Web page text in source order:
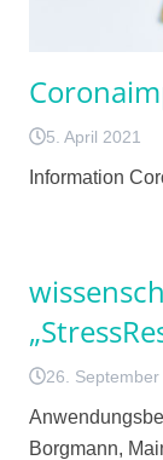
5. April 2021
Information
26. September
Borgmann,